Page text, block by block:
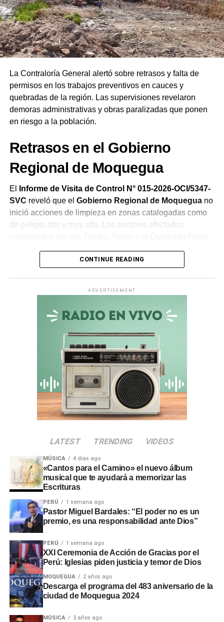
Ejecutivo, el líder instó a la ciudadanía a interceder por
las autoridades salientes y entrantes. Finalmente,
remarcó que las Asambleas de Dios del Perú celebran su
19.ª Confraternidad Regional en Ilo reafirmando el
compromiso de la iglesia de orar constantemente por el
bienestar del país.
La Contraloría General alertó sobre retrasos y falta de
permisos en los trabajos preventivos en cauces y
quebradas de la región. Las supervisiones revelaron
demoras administrativas y obras paralizadas que ponen
en riesgo a la población.
Retrasos en el Gobierno
Regional de Moquegua
El
Informe de Visita de Control N° 015-2026-OCI/5347-
SVC reveló que el Gobierno Regional de Moqueguano
inició acciones de limpieza en zonas catalogadas como
de peligro alto y muy alto. Los sectores afectados
descolmatación adjudicado porS/ 70 000quedó
la nulidad del servicio debido a incompatibilidades en los
términos de referencia, dejando vulnerable a la zona.
Irregularidades en la
Municipalidad Distrital de San
Antonio
Informe de Visita de Control N° 017-2026-OCI/0446-
no aprobó el presupuesto para las
intervenciones en los sectores de Chamos del Pino y La
Rinconada, a pesar de disponer de recursos económicos
institucionales.
Adicionalmente, en el sector
laboró sin la autorización de laAutoridad Administrativa
del Agua. En Santo Domingo y El Conde, las labores
ingenieros residentes o inspectores.
Consecuencias y
recomendaciones ante El Niño
Las situaciones adversas detectadas comprometen la
CONTINUE READING
ADVERTISEMENT
LATEST TRENDING VIDEOS
MÚSICA 4 días ago
«Cantos para el Camino» el nuevo álbum
musical que te ayudará a memorizar las
Escrituras
PERÚ 1 semana ago
Pastor Miguel Bardales: “El poder no es un
premio, es una responsabilidad ante Dios”
PERÚ 1 semana ago
XXI Ceremonia de Acción de Gracias por el
Perú: Iglesias piden justicia y temor de Dios
MOQUEGUA 2 años ago
Descarga el programa del 483 aniversario de la
ciudad de Moquegua 2024
MÚSICA 3 años ago